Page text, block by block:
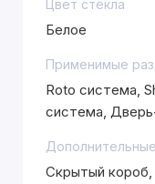
Цвет стекла
Белое
Применимые
Roto система,
система,
Скрытый короб,